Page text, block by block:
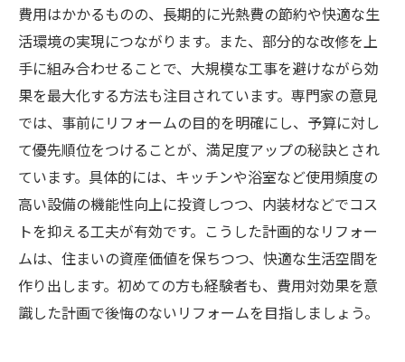
費用はかかるものの、長期的に光熱費の節約や快適な生
活環境の実現につながります。また、部分的な改修を上
手に組み合わせることで、大規模な工事を避けながら効
果を最大化する方法も注目されています。専門家の意見
では、事前にリフォームの目的を明確にし、予算に対し
て優先順位をつけることが、満足度アップの秘訣とされ
ています。具体的には、キッチンや浴室など使用頻度の
高い設備の機能性向上に投資しつつ、内装材などでコス
トを抑える工夫が有効です。こうした計画的なリフォー
ムは、住まいの資産価値を保ちつつ、快適な生活空間を
作り出します。初めての方も経験者も、費用対効果を意
識した計画で後悔のないリフォームを目指しましょう。